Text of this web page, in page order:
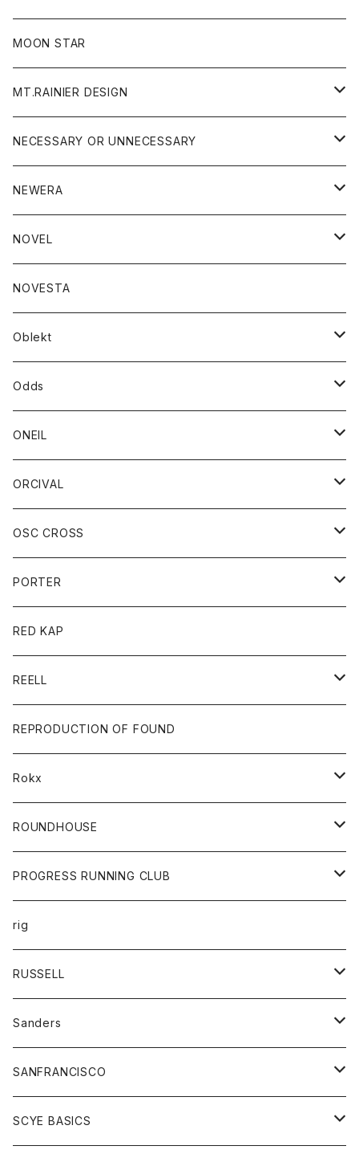
フリース
ジャケット
ニット
パンツ
帽子
MOON STAR
MT.RAINIER DESIGN
アウター
コート
ジャケット
アクセサリー
バッグ
グッズ
ウォレット
靴
トップス
ジャケット
シャツ
ボトム
ショートパンツ
パンツ
レディース
シャツ
Tシャツ
NECESSARY OR UNNECESSARY
アウター
コート
ジャケット
アクセサリー
バッグ
ブレスレット
グッズ
靴
ストール/マフラー
トップス
シャツ
シャツジャケット
ロングスリーブＴシャツ
ボトム
ショートパンツ
ジーンズ
NEWERA
帽子
NOVEL
トップス
カットソー
スエット
ボトム
NOVESTA
Oblekt
ボトム
ショートパンツ
パンツ
レディース
ボトム
Odds
帽子
ONEIL
スカート
ORCIVAL
アウター
コート
ジャケット
アクセサリー
バッグ
キッズ
Tシャツ
帽子
グッズ
靴
バック
トップス
カットソー
カーディガン
ニット
ベスト
ボトムス
ショートパンツ
パンツ
レディース
カットソー
コート
ボトム
OSC CROSS
ダウンジャケット
PORTER
カードホルダー
キーホルダー
財布
バック
RED KAP
REELL
パンツ
ショートパンツ
REPRODUCTION OF FOUND
Rokx
ボトム
ROUNDHOUSE
エプロン
キッズ
オーバーオール
ボトム
ペインターパンツ
PROGRESS RUNNING CLUB
トップス
Tシャツ
グッズ
帽子
rig
RUSSELL
アウター
コート
パーカー
スカート
Tシャツ
Sanders
グッズ
靴
SANFRANCISCO
アウター
SCYE BASICS